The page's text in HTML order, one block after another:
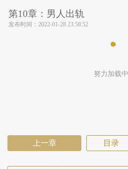
第10章：男人出轨
发布时间： 2022-01-28 23:58:52
努力加载中
上一章 目录